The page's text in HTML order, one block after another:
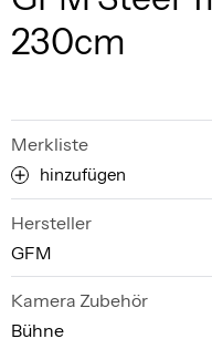
230cm
Merkliste
hinzufügen
Hersteller
GFM
Kamera Zubehör
Bühne